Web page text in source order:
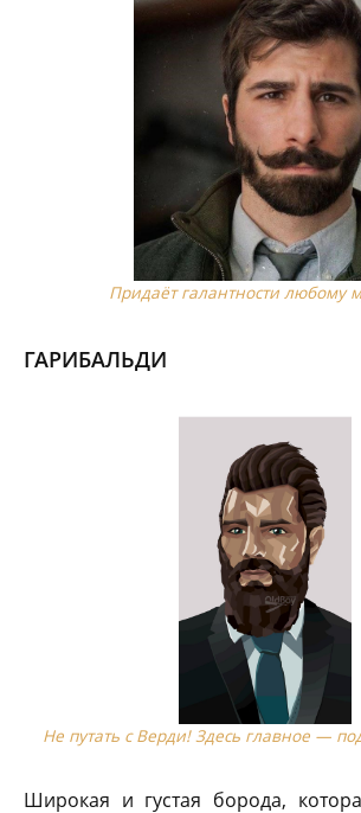
Придаёт галантности любому
ГАРИБАЛЬДИ
Не путать с Верди! Здесь главное —
Широкая и густая борода,